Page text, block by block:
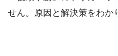
せん。原因と解決策をわか